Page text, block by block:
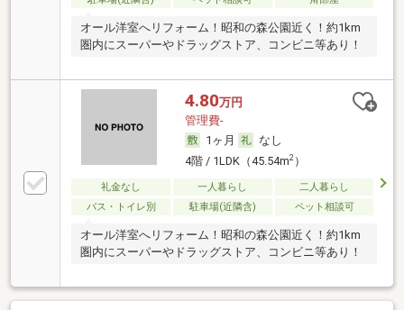
オール洋室へリフォーム！昭和の森公園近く！約1km
圏内にスーパーやドラッグストア、コンビニ等あり！
4.80万円
管理費-
1ヶ月
なし
4階 / 1LDK（45.54m2）
礼金なし 一人暮らし
二人暮らし
バス・トイレ別
駐車場(近隣含) ペット相談可
オール洋室へリフォーム！昭和の森公園近く！約1km
圏内にスーパーやドラッグストア、コンビニ等あり！